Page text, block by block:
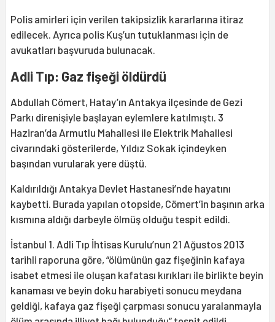
Polis amirleri için verilen takipsizlik kararlarına itiraz
edilecek. Ayrıca polis Kuş’un tutuklanması için de
avukatları başvuruda bulunacak.
Adli Tıp: Gaz fişeği öldürdü
Abdullah Cömert, Hatay’ın Antakya ilçesinde de Gezi
Parkı direnişiyle başlayan eylemlere katılmıştı. 3
Haziran’da Armutlu Mahallesi ile Elektrik Mahallesi
civarındaki gösterilerde, Yıldız Sokak içindeyken
başından vurularak yere düştü.
Kaldırıldığı Antakya Devlet Hastanesi’nde hayatını
kaybetti. Burada yapılan otopside, Cömert’in başının arka
kısmına aldığı darbeyle ölmüş olduğu tespit edildi.
İstanbul 1. Adli Tıp İhtisas Kurulu’nun 21 Ağustos 2013
tarihli raporuna göre, “ölümünün gaz fişeğinin kafaya
isabet etmesi ile oluşan kafatası kırıkları ile birlikte beyin
kanaması ve beyin doku harabiyeti sonucu meydana
geldiği, kafaya gaz fişeği çarpması sonucu yaralanmayla